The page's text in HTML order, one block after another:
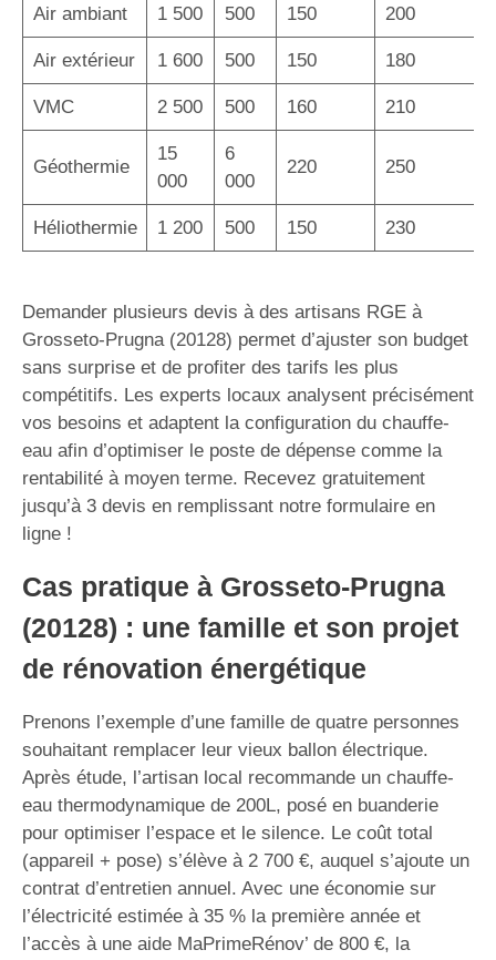
Air ambiant 1 500 500 150 200
Air extérieur 1 600 500 150 180
VMC 2 500 500 160 210
Géothermie
15
000
6
000
220 250
Héliothermie 1 200 500 150 230
Demander plusieurs devis à des artisans RGE à
Grosseto-Prugna (20128) permet d’ajuster son budget
sans surprise et de profiter des tarifs les plus
compétitifs. Les experts locaux analysent précisément
vos besoins et adaptent la configuration du chauffe-
eau afin d’optimiser le poste de dépense comme la
rentabilité à moyen terme. Recevez gratuitement
jusqu’à 3 devis en remplissant notre formulaire en
ligne !
Cas pratique à Grosseto-Prugna
(20128) : une famille et son projet
de rénovation énergétique
Prenons l’exemple d’une famille de quatre personnes
souhaitant remplacer leur vieux ballon électrique.
Après étude, l’artisan local recommande un chauffe-
eau thermodynamique de 200L, posé en buanderie
pour optimiser l’espace et le silence. Le coût total
(appareil + pose) s’élève à 2 700 €, auquel s’ajoute un
contrat d’entretien annuel. Avec une économie sur
l’électricité estimée à 35 % la première année et
l’accès à une aide MaPrimeRénov’ de 800 €, la